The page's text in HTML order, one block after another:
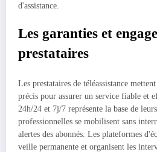
d'assistance.
Les garanties et
prestataires
Les prestataires de téléassistance
précis pour assurer un service fiable et
24h/24 et 7j/7 représente la base de
professionnelles se mobilisent sans
alertes des abonnés. Les plateformes
veille permanente et organisent les